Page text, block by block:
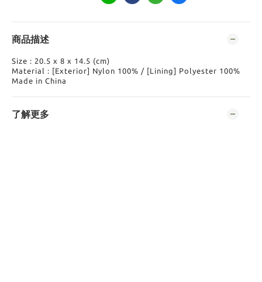
商品描述
Size : 20.5 x 8 x 14.5 (cm)
Material : [Exterior] Nylon 100% / [Lining] Polyester 100%
Made in China
了解更多